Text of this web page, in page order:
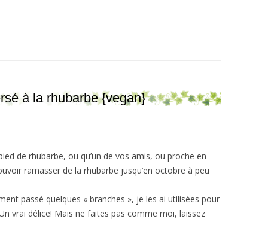
à la rhubarbe {vegan}
de rhubarbe, ou qu’un de vos amis, ou proche en
ramasser de la rhubarbe jusqu’en octobre à peu
passé quelques « branches », je les ai utilisées pour
vrai délice! Mais ne faites pas comme moi, laissez